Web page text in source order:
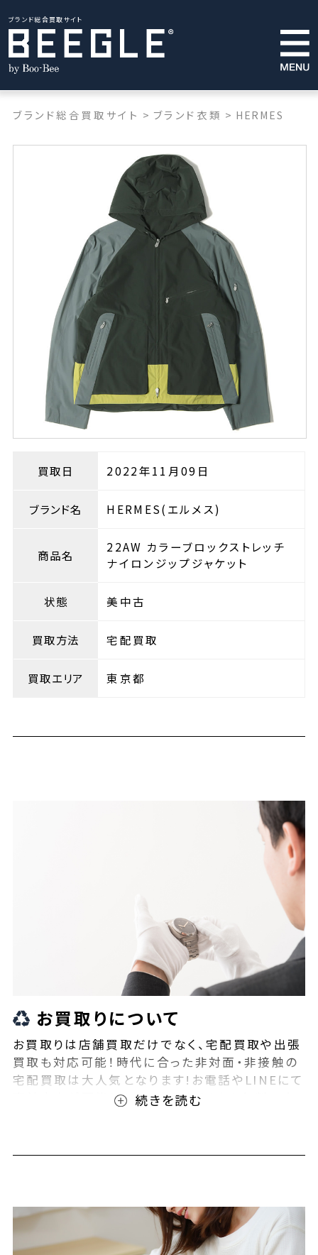
ブランド総合買取サイト
ブランド総合買取サイト > ブランド衣類 > HERMES
買取日 2022年11月09日
ブランド名 HERMES(エルメス)
商品名
22AW カラーブロックストレッチ
ナイロンジップジャケット
状態 美中古
買取方法 宅配買取
買取エリア 東京都
お買取りについて
お買取りは店舗買取だけでなく、宅配買取や出張
買取も対応可能！時代に合った非対面・非接触の
宅配買取は大人気となります!お電話やLINEにて
事前査定が可能となっております！また無料の宅